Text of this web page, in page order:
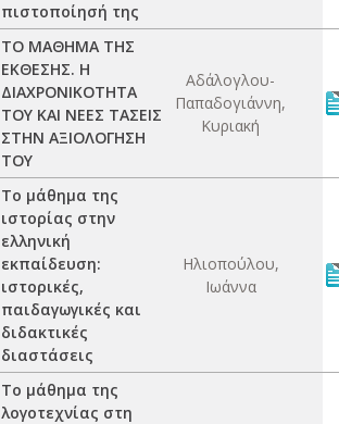
πιστοποίησή της
ΤΟ ΜΑΘΗΜΑ ΤΗΣ
ΕΚΘΕΣΗΣ. Η
ΔΙΑΧΡΟΝΙΚΟΤΗΤΑ
ΤΟΥ ΚΑΙ ΝΕΕΣ ΤΑΣΕΙΣ
ΣΤΗΝ ΑΞΙΟΛΟΓΗΣΗ
ΤΟΥ
Αδάλογλου-
Παπαδογιάννη,
Κυριακή
Το μάθημα της
ιστορίας στην
ελληνική
εκπαίδευση:
ιστορικές,
παιδαγωγικές και
διδακτικές
διαστάσεις
Ηλιοπούλου,
Ιωάννα
Το μάθημα της
λογοτεχνίας στη